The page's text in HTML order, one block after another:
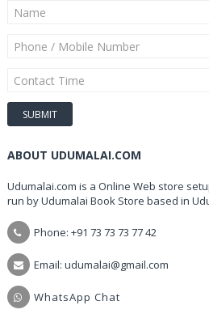
ABOUT UDUMALAI.COM
Udumalai.com is a Online Web store
run by Udumalai Book Store based in
Phone: +91 73 73 73 77 42
Email: udumalai@gmail.com
WhatsApp Chat